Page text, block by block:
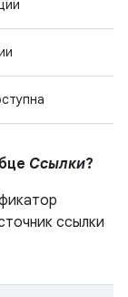
Ссылки?
ссылки